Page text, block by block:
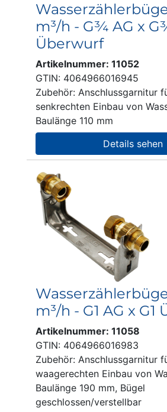
m³/h - G¾ AG x
Überwurf
Artikelnummer: 11052
GTIN: 4064966016945
Zubehör: Anschlussgarnitur
senkrechten Einbau von
Baulänge 110 mm
Details sehen
m³/h - G1 AG x
Artikelnummer: 11058
GTIN: 4064966016983
Zubehör: Anschlussgarnitur
waagerechten Einbau von
Baulänge 190 mm, Bügel
geschlossen/verstellbar